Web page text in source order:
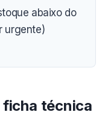
abaixo do
urgente)
ficha técnica